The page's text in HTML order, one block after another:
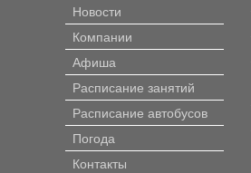
Новости
Компании
Афиша
Расписание занятий
Расписание автобусов
Погода
Контакты